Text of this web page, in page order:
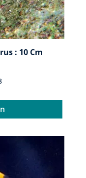
: 10 Cm